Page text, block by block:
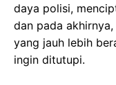
daya polisi,
dan pada
yang jauh lebih
ingin ditutupi.